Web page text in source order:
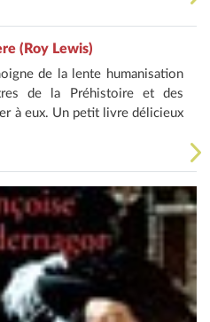
(Roy Lewis)
de la lente humanisation
de la Préhistoire et des
à eux. Un petit livre délicieux